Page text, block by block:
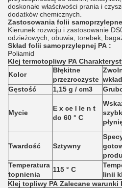
doskonałe właściwości prania i
dodatków chemicznych.
Zastosowania folii
Kierunek rozwoju i zastosowanie
odzieżowych, obuwia, torebek,
Skład folii samoprzylepnej PA :
Poliamid
Klej termotopliwy PA
Kolor
Błękitne
przezroczyste
Gęstość
1,15 g / cm3
Mycie
E x ce l le n t
do 60 ° C
Twardość Sztywny
Temperatura
topnienia
115 ° C
linii
Klej topliwy PA Zalecane warunki